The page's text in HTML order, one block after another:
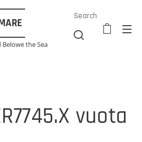
the Sea
Search
vuota